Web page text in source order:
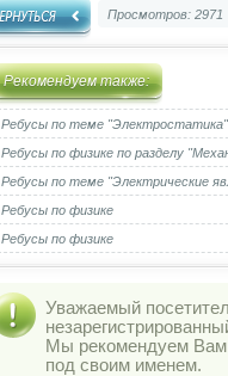
Просмотров: 2971
Рекомендуем также:
Ребусы по теме "Электростатика"
Ребусы по физике по разделу
Ребусы по теме "Электрические
Ребусы по физике
Ребусы по физике
Уважаемый
Мы рекомендуем
под своим именем.